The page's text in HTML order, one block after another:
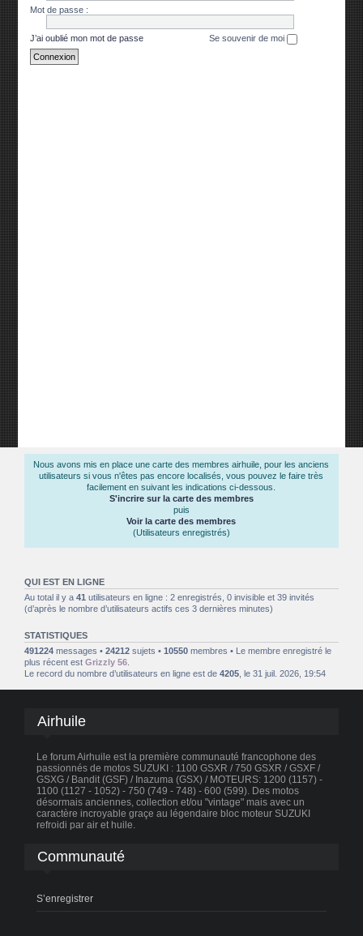
Mot de passe :
J’ai oublié mon mot de passe Se souvenir de moi
Nous avons mis en place une carte des membres airhuile, pour les anciens
utilisateurs si vous n'êtes pas encore localisés, vous pouvez le faire très
facilement en suivant les indications ci-dessous.
S'incrire sur la carte des membres
puis
Voir la carte des membres
(Utilisateurs enregistrés)
QUI EST EN LIGNE
Au total il y a41 utilisateurs en ligne : 2 enregistrés, 0 invisible et 39 invités
(d’après le nombre d’utilisateurs actifs ces 3 dernières minutes)
STATISTIQUES
491224 messages •24212 sujets •10550 membres • Le membre enregistré le
plus récent estGrizzly 56
Le record du nombre d’utilisateurs en ligne est de4205 , le 31 juil. 2026, 19:54
Airhuile
Le forum Airhuile est la première communauté francophone des
passionnés de motos SUZUKI : 1100 GSXR / 750 GSXR / GSXF /
GSXG / Bandit (GSF) / Inazuma (GSX) / MOTEURS: 1200 (1157) -
1100 (1127 - 1052) - 750 (749 - 748) - 600 (599). Des motos
désormais anciennes, collection et/ou "vintage" mais avec un
caractère incroyable graçe au légendaire bloc moteur SUZUKI
refroidi par air et huile.
Communauté
S’enregistrer